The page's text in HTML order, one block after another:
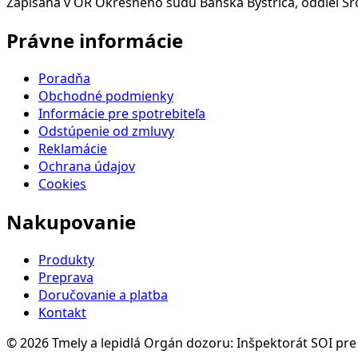
Právne informácie
Poradňa
Obchodné podmienky
Informácie pre spotrebiteľa
Odstúpenie od zmluvy
Reklamácie
Ochrana údajov
Cookies
Nakupovanie
Produkty
Preprava
Doručovanie a platba
Kontakt
© 2026 Tmely a lepidlá Orgán dozoru: Inšpektorát SOI